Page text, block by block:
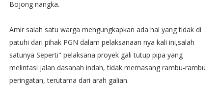
Bojong nangka.
Amir salah satu warga mengungkapkan ada hal yang tidak di
patuhi dari pihak PGN dalam pelaksanaan nya kali ini,salah
satunya Seperti" pelaksana proyek gali tutup pipa yang
melintasi jalan dasanah indah, tidak memasang rambu-rambu
peringatan, terutama dari arah galian.